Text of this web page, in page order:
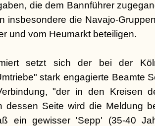
die dem Bannführer
insbesondere die Navajo-
und vom Heumarkt beteiligen.
setzt sich der bei der
stark engagierte Beamte
"der in den Kreisen
dessen Seite wird die Meldung
ein gewisser 'Sepp' (35-40